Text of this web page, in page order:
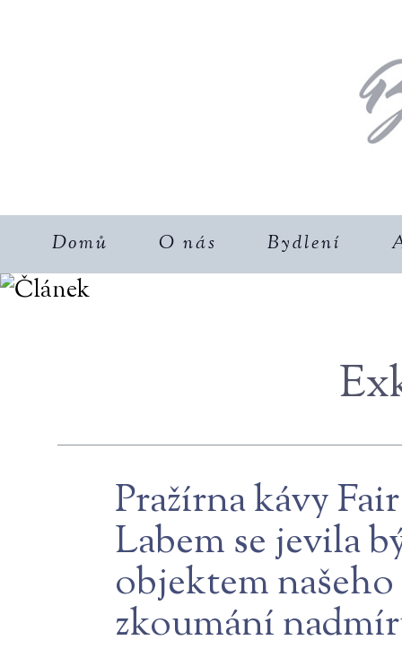
Domů O nás Bydlení
Pražírna kávy
Labem se jevila
objektem
zkoumání